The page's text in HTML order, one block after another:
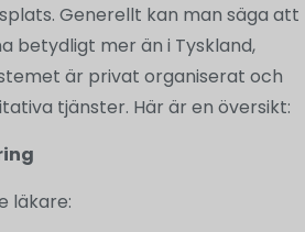
Generellt kan man säga att
betydligt mer än i Tyskland,
är privat organiserat och
tjänster. Här är en översikt:
läkare: